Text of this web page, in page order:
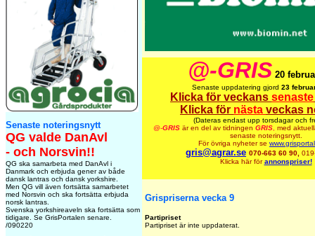
Senaste noteringsnytt
QG valde DanAvl
- och Norsvin!!
QG ska samarbeta med DanAvl i
Danmark och erbjuda gener av både
dansk lantras och dansk yorkshire.
Men QG vill även fortsätta samarbetet
med Norsvin och ska fortsätta erbjuda
norsk lantras.
Svenska yorkshireaveln ska fortsätta som
tidigare. Se GrisPortalen senare.
/090220
@-GRIS 20
Senaste uppdatering gjord 23
Klicka för veckans senaste
Klicka för nästa veckas
(Dateras endast upp torsdagar och
@-GRIS är en del av tidningen GRIS, med
senaste noteringsnytt.
För övriga nyheter se
gris@agrar.se 070-663 60 90,
Klicka här förannonspriser!
Grispriserna vecka 9
Partipriset
Partipriset är inte uppdaterat.